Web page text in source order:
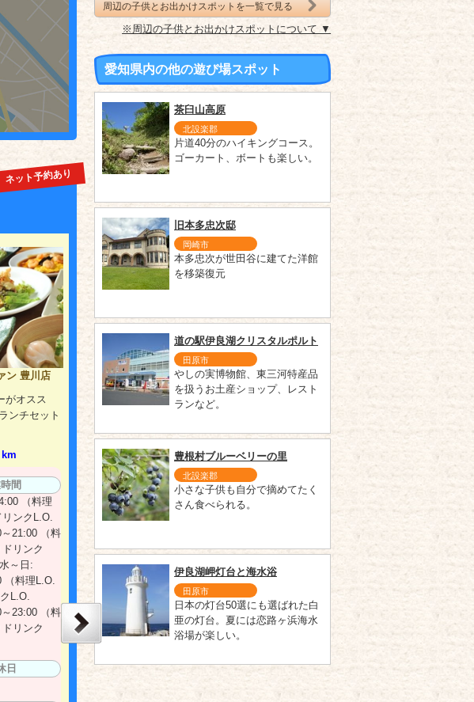
ネット予約あり
ン 豊川店
がオスス
ンチセット
km
間
（料理
リンクL.O.
21:00 （料
リンク
～日:
（料理L.O.
L.O.
23:00 （料
リンク
日
周辺の子供とお出かけスポットを一覧で見る
※周辺の子供とお出かけスポットについて ▼
愛知県内の他の遊び場スポット
茶臼山高原
北設楽郡
片道40分のハイキングコース。
ゴーカート、ボートも楽しい。
旧本多忠次邸
岡崎市
本多忠次が世田谷に建てた洋館
を移築復元
道の駅伊良湖クリスタルポルト
田原市
やしの実博物館、東三河特産品
を扱うお土産ショップ、レスト
ランなど。
豊根村ブルーベリーの里
北設楽郡
小さな子供も自分で摘めてたく
さん食べられる。
伊良湖岬灯台と海水浴
田原市
日本の灯台50選にも選ばれた白
亜の灯台。夏には恋路ヶ浜海水
浴場が楽しい。